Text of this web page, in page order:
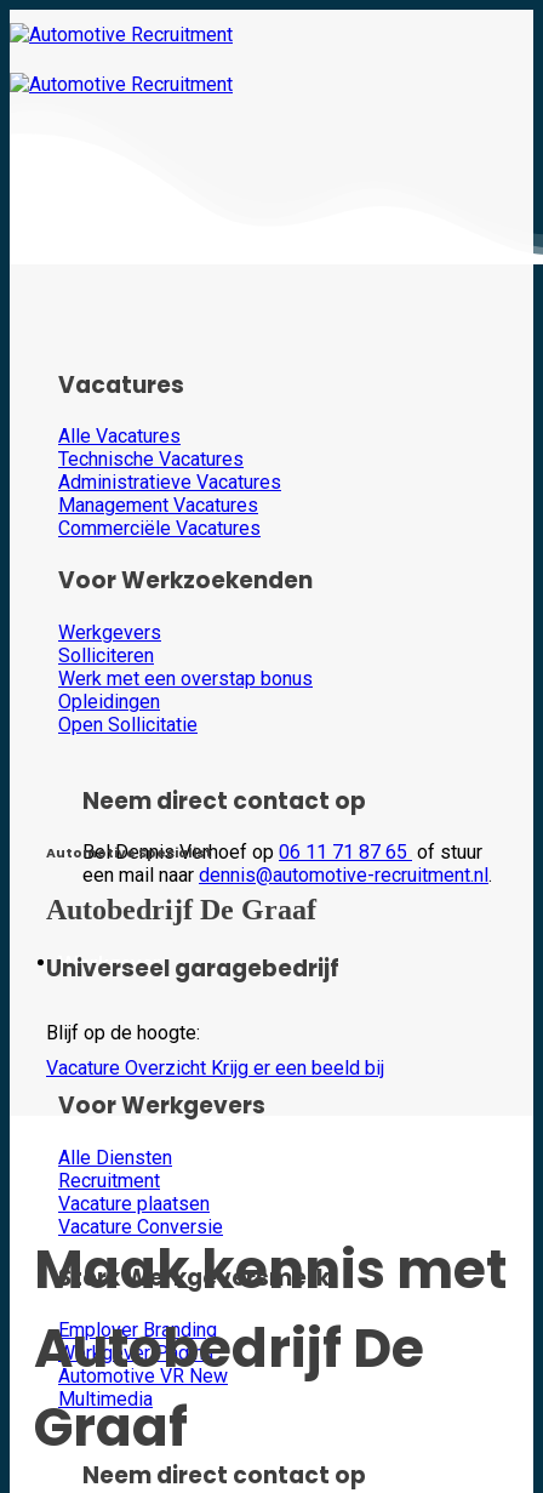
Skip
to
Vacatures
Alle Vacatures
Technische Vacatures
Administratieve Vacatures
Management Vacatures
Commerciële Vacatures
Voor Werkzoekenden
Werkgevers
Solliciteren
Werk met een overstap bonus
Opleidingen
Open Sollicitatie
Neem direct contact op
Bel Dennis Verhoef op 06 11 71 87 65 of stuur
een mail naar dennis@automotive-recruitment.nl .
Werkgever
Voor Werkgevers
Alle Diensten
Recruitment
Vacature plaatsen
Vacature Conversie
Sterk Werkgeversmerk
Employer Branding
Werkgever Pagina
Automotive VR
Multimedia
Neem direct contact op
Automotive Specialist
Autobedrijf De Graaf
Universeel garagebedrijf
Blijf op de hoogte:
Vacature Overzicht Krijg er een beeld bij
Maak kennis met
Autobedrijf De
Graaf